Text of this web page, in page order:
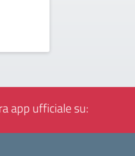
app ufficiale su: